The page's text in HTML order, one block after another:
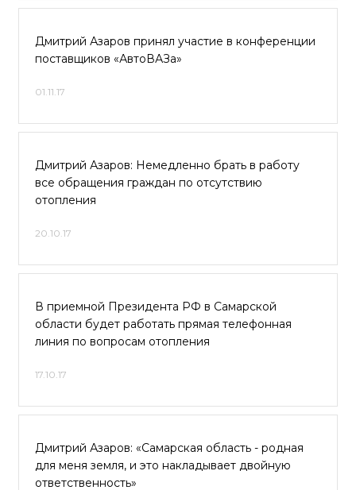
Дмитрий Азаров принял участие в конференции
поставщиков «АвтоВАЗа»
01.11.17
Дмитрий Азаров: Немедленно брать в работу
все обращения граждан по отсутствию
отопления
20.10.17
В приемной Президента РФ в Самарской
области будет работать прямая телефонная
линия по вопросам отопления
17.10.17
Дмитрий Азаров: «Самарская область - родная
для меня земля, и это накладывает двойную
ответственность»